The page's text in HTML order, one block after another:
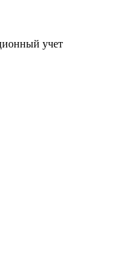
учет